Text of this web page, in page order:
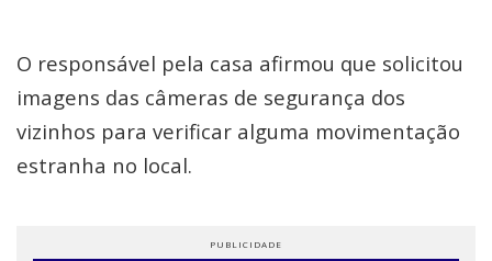
O responsável pela casa afirmou que solicitou
imagens das câmeras de segurança dos
vizinhos para verificar alguma movimentação
estranha no local.